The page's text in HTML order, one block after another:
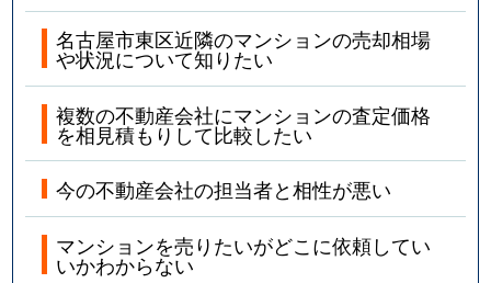
名古屋市東区近隣のマンションの売却相場
や状況について知りたい
複数の不動産会社にマンションの査定価格
を相見積もりして比較したい
今の不動産会社の担当者と相性が悪い
マンションを売りたいがどこに依頼してい
いかわからない